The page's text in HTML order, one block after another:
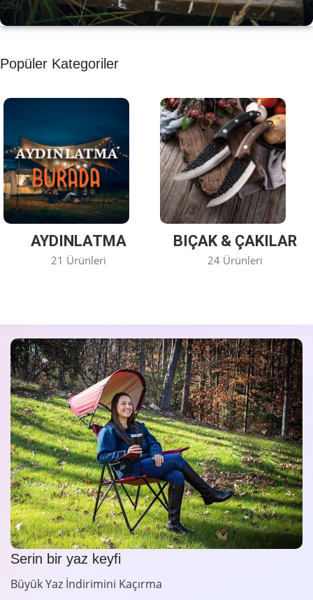
KAHVE KEYFİ
Kahvemizi Denediniz mi ?
Keşfet
Popüler Kategoriler
AYDINLATMA
21 Ürünleri
BIÇAK & ÇAKILAR
24 Ürünleri
Serin bir yaz keyfi
Büyük Yaz İndirimini Kaçırma